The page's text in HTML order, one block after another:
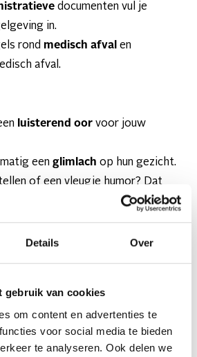
Details Over
gebruik van cookies
om content en advertenties te
voor social media te bieden
te analyseren. Ook delen we
documenten vul je
in.
rond medisch afval en
afval.
luisterend oor voor jouw
een glimlach op hun gezicht.
of een vleugje humor? Dat